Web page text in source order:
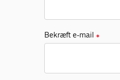
Bekræft e-mail ✱